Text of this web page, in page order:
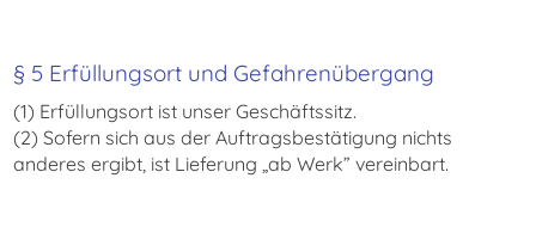
§ 5 Erfüllungsort und Gefahrenübergang
(1) Erfüllungsort ist unser Geschäftssitz.
(2) Sofern sich aus der Auftragsbestätigung nichts
anderes ergibt, ist Lieferung „ab Werk” vereinbart.